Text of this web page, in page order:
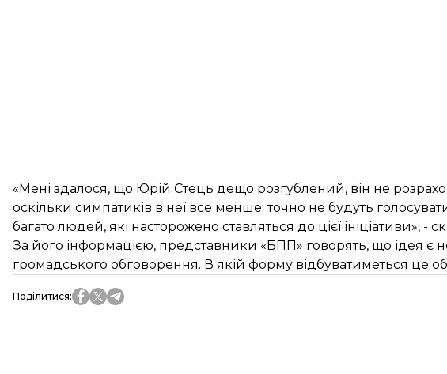
«Мені здалося, що Юрій Стець дещо розгублений, він не
оскільки симпатиків в неї все менше: точно не будуть
багато людей, які насторожено ставляться до цієї ініціативи», -
За його інформацією, представники «БПП» говорять, що ідея є
громадського обговорення. В якій форму відбуватиметься це
Поділитися: